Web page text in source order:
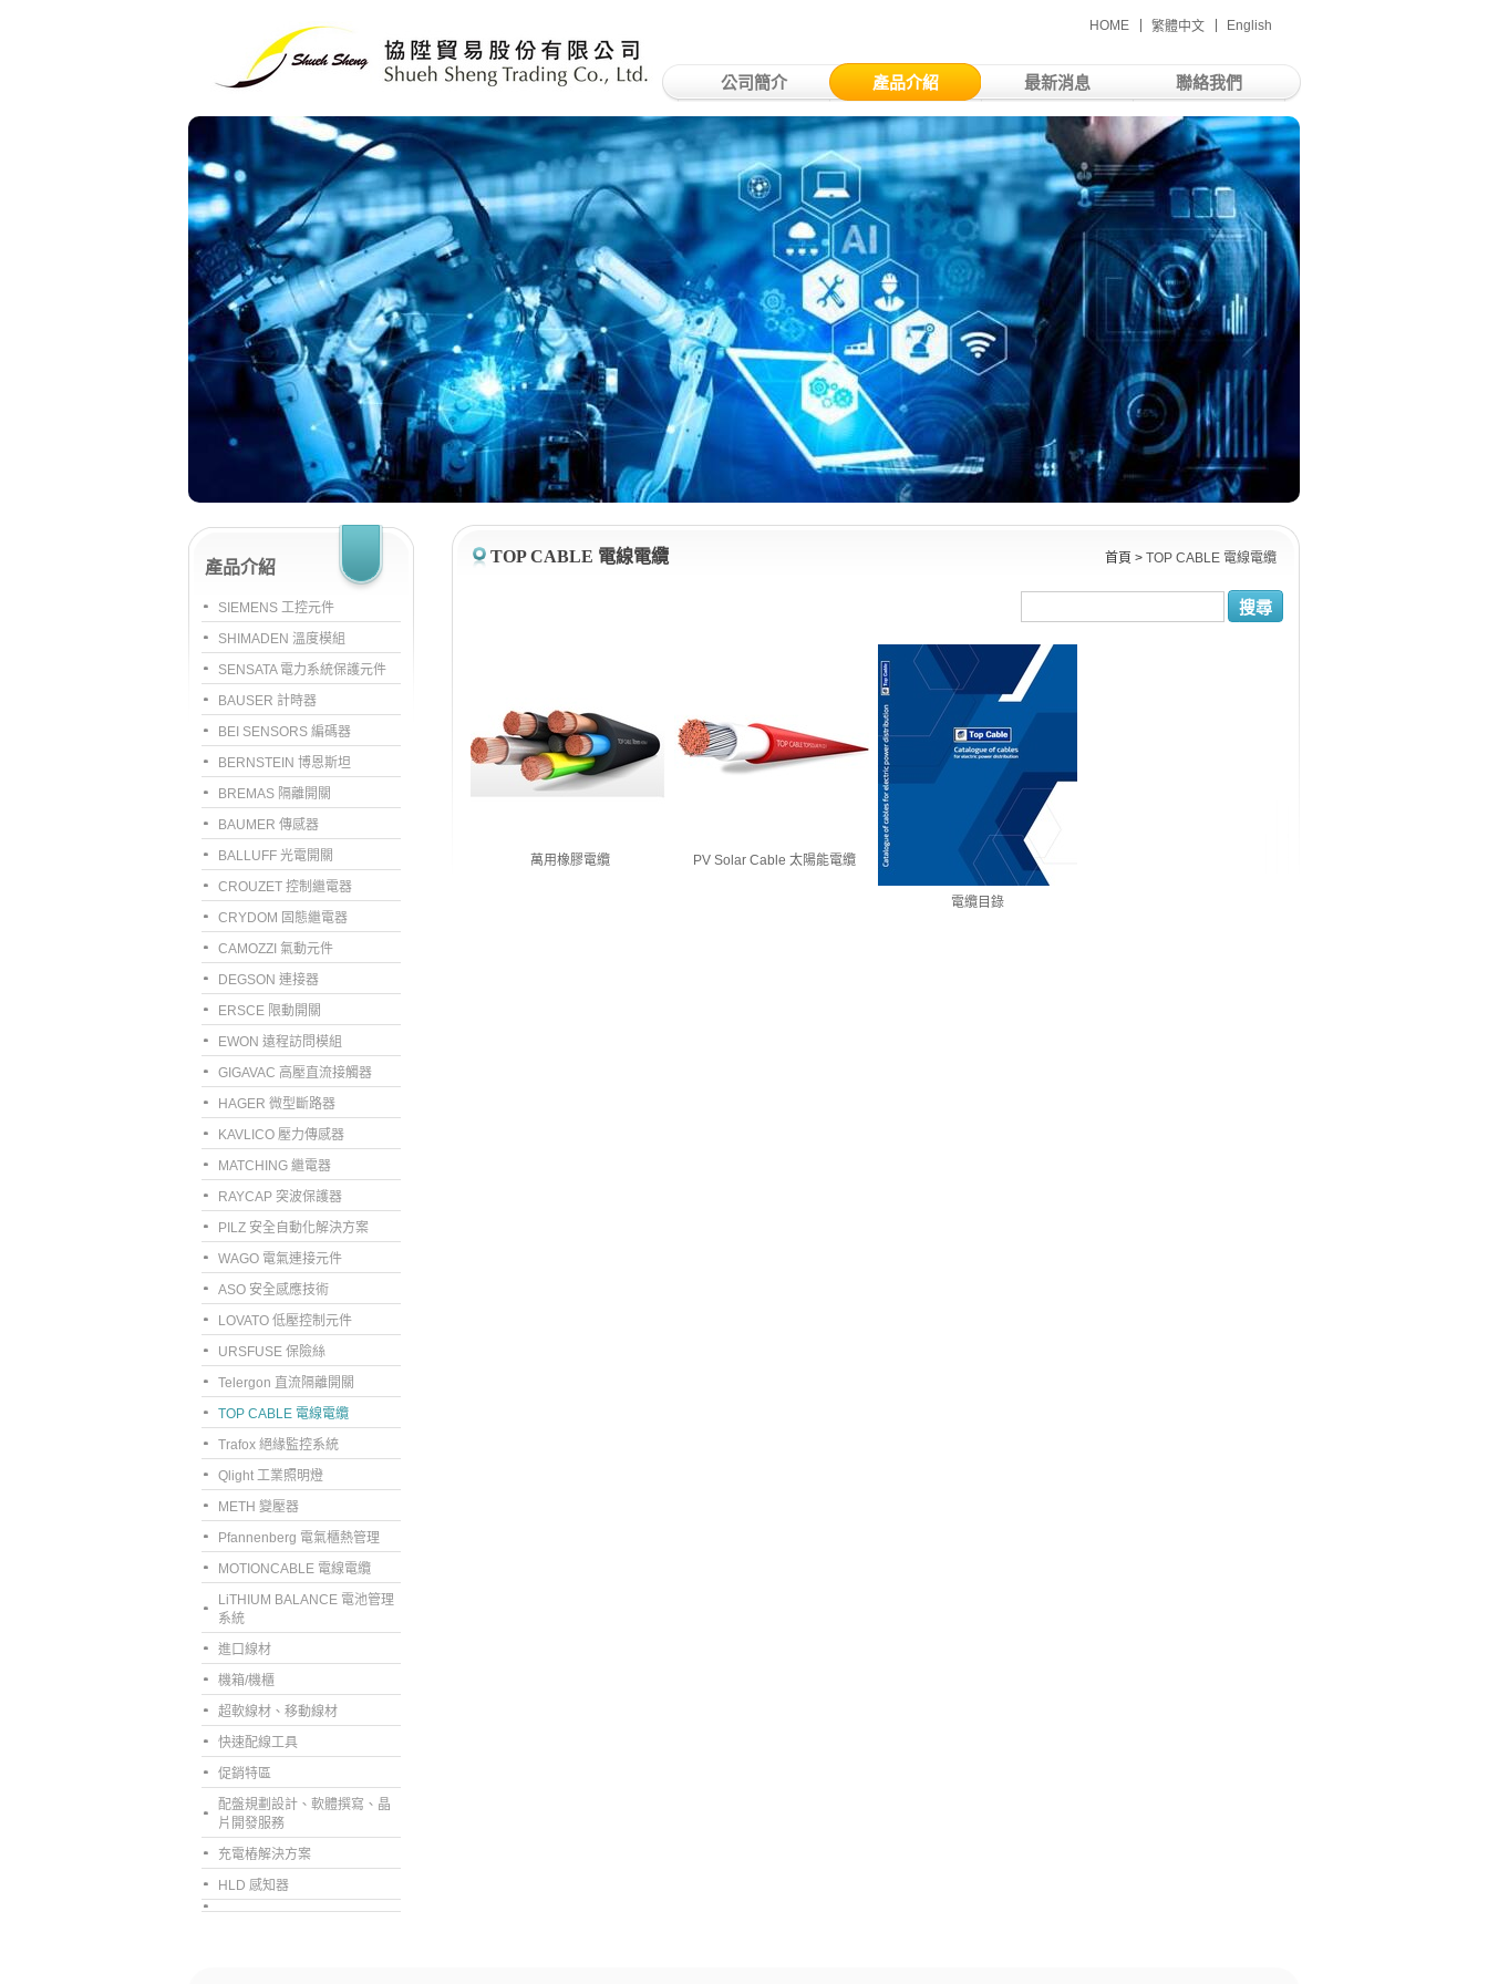
HOME 繁體中文 English
公司簡介 產品介紹 最新消息 聯絡我們
產品介紹
SIEMENS 工控元件
SHIMADEN 溫度模組
SENSATA 電力系統保護元件
BAUSER 計時器
BEI SENSORS 編碼器
BERNSTEIN 博恩斯坦
BREMAS 隔離開關
BAUMER 傳感器
BALLUFF 光電開關
CROUZET 控制繼電器
CRYDOM 固態繼電器
CAMOZZI 氣動元件
DEGSON 連接器
ERSCE 限動開關
EWON 遠程訪問模組
GIGAVAC 高壓直流接觸器
HAGER 微型斷路器
KAVLICO 壓力傳感器
MATCHING 繼電器
RAYCAP 突波保護器
PILZ 安全自動化解決方案
WAGO 電氣連接元件
ASO 安全感應技術
LOVATO 低壓控制元件
URSFUSE 保險絲
Telergon 直流隔離開關
TOP CABLE 電線電纜
Trafox 絕緣監控系統
Qlight 工業照明燈
METH 變壓器
Pfannenberg 電氣櫃熱管理
MOTIONCABLE 電線電纜
LiTHIUM BALANCE 電池管理
系統
進口線材
機箱/機櫃
超軟線材、移動線材
快速配線工具
促銷特區
配盤規劃設計、軟體撰寫、晶
片開發服務
充電樁解決方案
HLD 感知器
TOP CABLE 電線電纜 首頁 > TOP CABLE 電線電纜
搜尋
萬用橡膠電纜 PV Solar Cable 太陽能電纜
電纜目錄